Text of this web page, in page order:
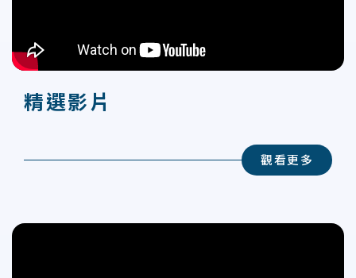
精選影片
觀看更多